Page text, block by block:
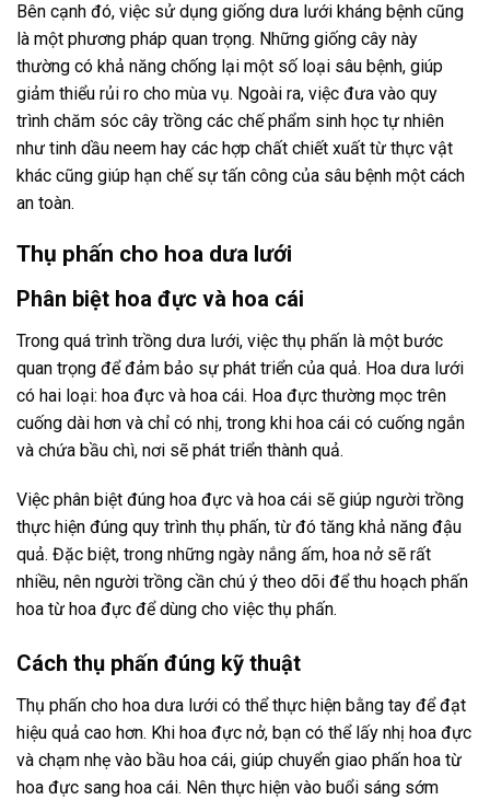
Bên cạnh đó, việc sử dụng giống dưa lưới kháng bệnh cũng
là một phương pháp quan trọng. Những giống cây này
thường có khả năng chống lại một số loại sâu bệnh, giúp
giảm thiểu rủi ro cho mùa vụ. Ngoài ra, việc đưa vào quy
trình chăm sóc cây trồng các chế phẩm sinh học tự nhiên
như tinh dầu neem hay các hợp chất chiết xuất từ thực vật
khác cũng giúp hạn chế sự tấn công của sâu bệnh một cách
an toàn.
Thụ phấn cho hoa dưa lưới
Phân biệt hoa đực và hoa cái
Trong quá trình trồng dưa lưới, việc thụ phấn là một bước
quan trọng để đảm bảo sự phát triển của quả. Hoa dưa lưới
có hai loại: hoa đực và hoa cái. Hoa đực thường mọc trên
cuống dài hơn và chỉ có nhị, trong khi hoa cái có cuống ngắn
và chứa bầu chì, nơi sẽ phát triển thành quả.
Việc phân biệt đúng hoa đực và hoa cái sẽ giúp người trồng
thực hiện đúng quy trình thụ phấn, từ đó tăng khả năng đậu
quả. Đặc biệt, trong những ngày nắng ấm, hoa nở sẽ rất
nhiều, nên người trồng cần chú ý theo dõi để thu hoạch phấn
hoa từ hoa đực để dùng cho việc thụ phấn.
Cách thụ phấn đúng kỹ thuật
Thụ phấn cho hoa dưa lưới có thể thực hiện bằng tay để đạt
hiệu quả cao hơn. Khi hoa đực nở, bạn có thể lấy nhị hoa đực
và chạm nhẹ vào bầu hoa cái, giúp chuyển giao phấn hoa từ
hoa đực sang hoa cái. Nên thực hiện vào buổi sáng sớm